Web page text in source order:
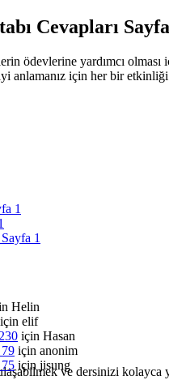
1
1
Helin
için elif
için Hasan
için anonim
için jisung
Cevapları
ödevlerine yardımcı
için her bir
ve dersinizi kolayca